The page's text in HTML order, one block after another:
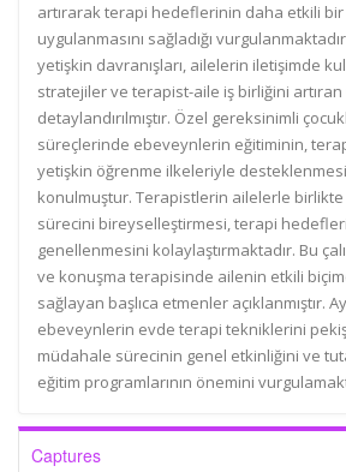
artırarak terapi hedeflerinin daha etkili
uygulanmasını sağladığı
yetişkin davranışları, ailelerin iletişimde
stratejiler ve terapist-aile iş birliğini
detaylandırılmıştır. Özel gereksinimli
süreçlerinde ebeveynlerin eğitiminin,
yetişkin öğrenme ilkeleriyle
konulmuştur. Terapistlerin ailelerle birlikte
sürecini bireyselleştirmesi, terapi
genellenmesini kolaylaştırmaktadır. Bu
ve konuşma terapisinde ailenin etkili
sağlayan başlıca etmenler açıklanmıştır.
ebeveynlerin evde terapi tekniklerini
müdahale sürecinin genel etkinliğini ve
eğitim programlarının önemini
Captures